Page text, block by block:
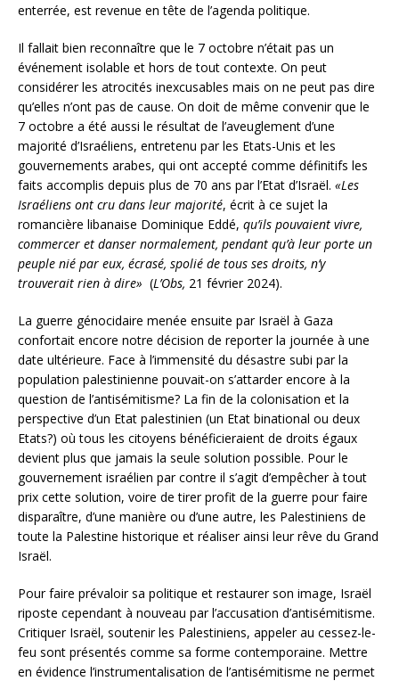
enterrée, est revenue en tête de l’agenda politique.
Il fallait bien reconnaître que le 7 octobre n’était pas un
événement isolable et hors de tout contexte. On peut
considérer les atrocités inexcusables mais on ne peut pas dire
qu’elles n’ont pas de cause. On doit de même convenir que le
7 octobre a été aussi le résultat de l’aveuglement d’une
majorité d’Israéliens, entretenu par les Etats-Unis et les
gouvernements arabes, qui ont accepté comme définitifs les
faits accomplis depuis plus de 70 ans par l’Etat d’Israël. «Les
Israéliens ont cru dans leur majorité, écrit à ce sujet la
romancière libanaise Dominique Eddé, qu’ils pouvaient vivre,
commercer et danser normalement, pendant qu’à leur porte un
peuple nié par eux, écrasé, spolié de tous ses droits, n’y
trouverait rien à dire» (L’Obs, 21 février 2024).
La guerre génocidaire menée ensuite par Israël à Gaza
confortait encore notre décision de reporter la journée à une
date ultérieure. Face à l’immensité du désastre subi par la
population palestinienne pouvait-on s’attarder encore à la
question de l’antisémitisme? La fin de la colonisation et la
perspective d’un Etat palestinien (un Etat binational ou deux
Etats?) où tous les citoyens bénéficieraient de droits égaux
devient plus que jamais la seule solution possible. Pour le
gouvernement israélien par contre il s’agit d’empêcher à tout
prix cette solution, voire de tirer profit de la guerre pour faire
disparaître, d’une manière ou d’une autre, les Palestiniens de
toute la Palestine historique et réaliser ainsi leur rêve du Grand
Israël.
Pour faire prévaloir sa politique et restaurer son image, Israël
riposte cependant à nouveau par l’accusation d’antisémitisme.
Critiquer Israël, soutenir les Palestiniens, appeler au cessez-le-
feu sont présentés comme sa forme contemporaine. Mettre
en évidence l’instrumentalisation de l’antisémitisme ne permet